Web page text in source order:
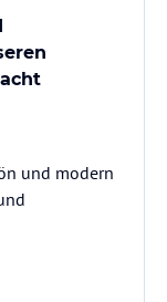
und modern